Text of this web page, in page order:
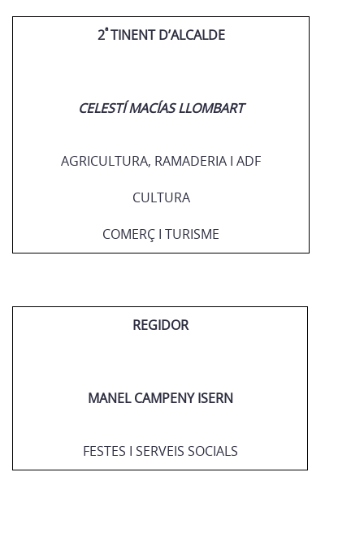
2ªTINENT D’ALCALDE
CELESTÍ MACÍAS LLOMBART
AGRICULTURA, RAMADERIA I ADF
CULTURA
COMERÇ I TURISME
REGIDOR
MANEL CAMPENY ISERN
FESTES I SERVEIS SOCIALS